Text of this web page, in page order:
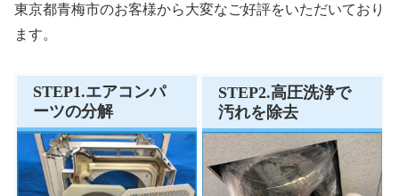
東京都青梅市のお客様から大変なご好評をいただいており
ます。
STEP1.エアコンパ
ーツの分解
STEP2.高圧洗浄で
汚れを除去